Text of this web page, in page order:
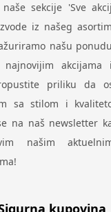
sekcije 'Sve
iz našeg
našu
akcijama
priliku da
sa stilom i
na naš newsletter
našim
kupovina